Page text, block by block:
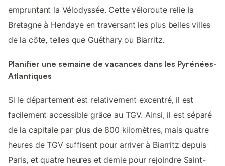
empruntant la Vélodyssée. Cette véloroute relie la
Bretagne à Hendaye en traversant les plus belles villes
de la côte, telles que Guéthary ou Biarritz.
Planifier une semaine de vacances dans les Pyrénées-
Atlantiques
Si le département est relativement excentré, il est
facilement accessible grâce au TGV. Ainsi, il est séparé
de la capitale par plus de 800 kilomètres, mais quatre
heures de TGV suffisent pour arriver à Biarritz depuis
Paris, et quatre heures et demie pour rejoindre Saint-